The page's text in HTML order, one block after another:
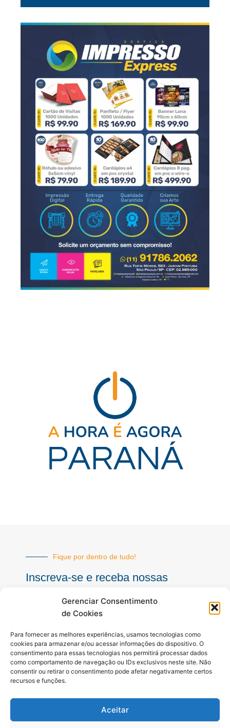
Gerenciar Consentimento
de Cookies
Para fornecer as melhores experiências, usamos tecnologias como
cookies para armazenar e/ou acessar informações do dispositivo. O
consentimento para essas tecnologias nos permitirá processar dados
como comportamento de navegação ou IDs exclusivos neste site. Não
consentir ou retirar o consentimento pode afetar negativamente certos
recursos e funções.
Aceitar
Fique por dentro de tudo!
Inscreva-se e receba nossas
mail
INSCREVER
a
I
n
o